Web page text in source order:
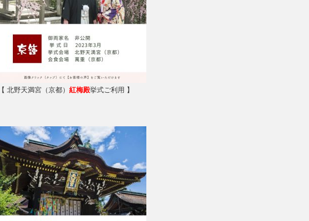
【 北野天満宮（京都） 紅梅殿挙式ご利用 】